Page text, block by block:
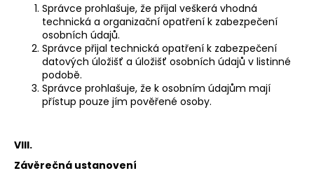
Správce prohlašuje, že přijal veškerá vhodná
technická a organizační opatření k zabezpečení
osobních údajů.
Správce přijal technická opatření k zabezpečení
datových úložišť a úložišť osobních údajů v listinné
podobě.
Správce prohlašuje, že k osobním údajům mají
přístup pouze jím pověřené osoby.
VIII.
Závěrečná ustanovení